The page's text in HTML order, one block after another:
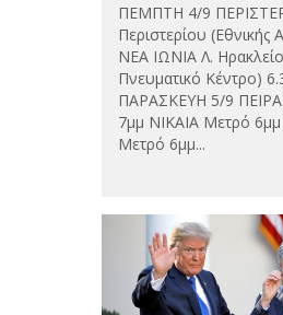
ΠΕΜΠΤΗ 4/9
Περιστερίου (Εθνικής
ΝΕΑ ΙΩΝΙΑ Λ.
Πνευματικό Κέντρο)
ΠΑΡΑΣΚΕΥΗ 5/9
7μμ ΝΙΚΑΙΑ Μετρό
Μετρό 6μμ...